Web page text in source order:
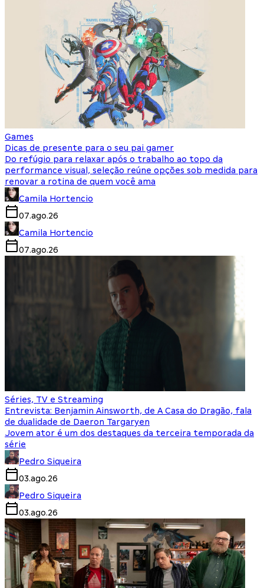
Games
Dicas de presente para o seu pai gamer
Do refúgio para relaxar após o trabalho ao topo da
performance visual, seleção reúne opções sob medida para
renovar a rotina de quem você ama
Camila Hortencio
07.ago.26
Camila Hortencio
07.ago.26
Séries, TV e Streaming
Entrevista: Benjamin Ainsworth, de A Casa do Dragão, fala
de dualidade de Daeron Targaryen
Jovem ator é um dos destaques da terceira temporada da
série
Pedro Siqueira
03.ago.26
Pedro Siqueira
03.ago.26